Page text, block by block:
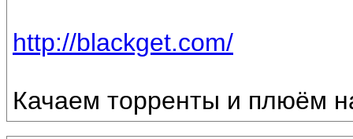
http://blackget.com/
Качаем торренты и плюём